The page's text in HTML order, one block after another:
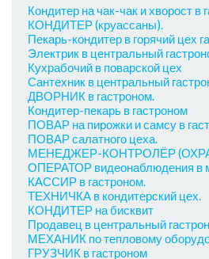
Кондитер на чак-чак и хворост в
КОНДИТЕР (круассаны).
Пекарь-кондитер в горячий цех
Электрик в центральный
Кухрабочий в поварской цех
Сантехник в центральный
ДВОРНИК в гастроном.
Кондитер-пекарь в гастроном
ПОВАР на пирожки и самсу в
ПОВАР салатного цеха.
МЕНЕДЖЕР-КОНТРОЛЁР
ОПЕРАТОР видеонаблюдения в
КАССИР в гастроном.
ТЕХНИЧКА в кондитерский цех.
КОНДИТЕР на бисквит
Продавец в центральный
МЕХАНИК по тепловому
ГРУЗЧИК в гастроном